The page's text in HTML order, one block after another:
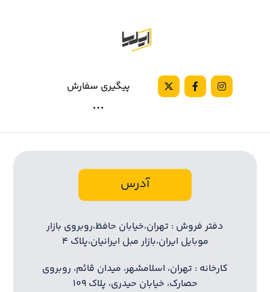
پیگیری سفارش
آدرس
دفتر فروش : تهران،خیابان حافظ،روبروی بازار
موبایل ایران،بازار مبل ایرانیان،پلاک ۴
کارخانه : تهران، اسلامشهر، میدان قائم، روبروی
حصارک، خیابان حیدری، پلاک ۱۰۹